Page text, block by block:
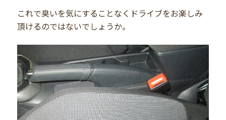
これで臭いを気にすることなくドライブをお楽しみ
頂けるのではないでしょうか。